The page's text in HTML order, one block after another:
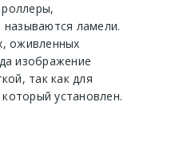
называются ламели.
оживленных
изображение
так как для
установлен.